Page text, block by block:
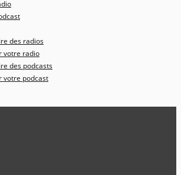
des radios
votre radio
des podcasts
votre podcast